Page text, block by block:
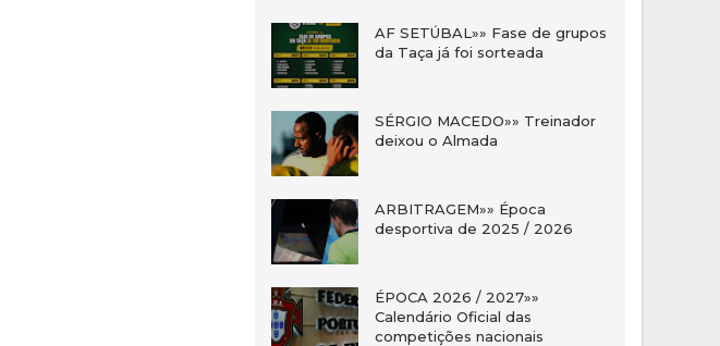
AF SETÚBAL»» Fase de grupos
da Taça já foi sorteada
SÉRGIO MACEDO»» Treinador
deixou o Almada
ARBITRAGEM»» Época
desportiva de 2025 / 2026
ÉPOCA 2026 / 2027»»
Calendário Oficial das
competições nacionais